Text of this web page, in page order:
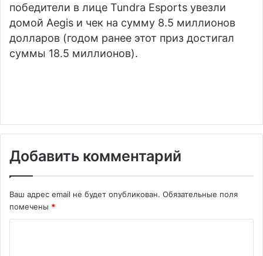
победители в лице Tundra Esports увезли
домой Aegis и чек на сумму 8.5 миллионов
долларов (годом ранее этот приз достигал
суммы 18.5 миллионов).
Добавить комментарий
Ваш адрес email не будет опубликован. Обязательные поля
помечены *